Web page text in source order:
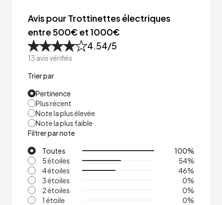
Avis pour Trottinettes électriques
entre 500€ et 1000€
4.54/5
13 avis vérifiés
Trier par
Pertinence
Plus récent
Note la plus élevée
Note la plus faible
Filtrer par note
Toutes
100%
5 étoiles
54%
4 étoiles
46%
3 étoiles
0%
2 étoiles
0%
1 étoile
0%